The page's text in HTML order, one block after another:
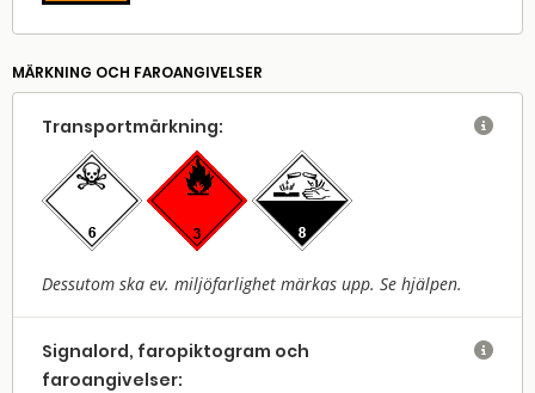
MÄRKNING OCH FAROANGIVELSER
Transport­märkning:
Dessutom ska ev. miljöfarlighet märkas upp. Se hjälpen.

Signalord, faropiktogram och
faroangivelser:
